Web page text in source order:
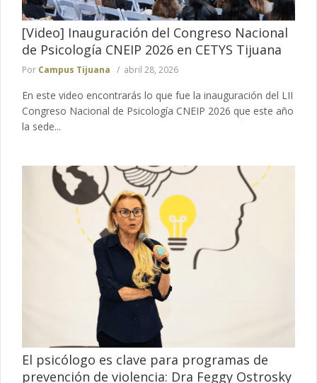
[Video] Inauguración del Congreso Nacional
de Psicología CNEIP 2026 en CETYS Tijuana
Por Campus Tijuana abril 28, 2026
En este video encontrarás lo que fue la inauguración del LII
Congreso Nacional de Psicología CNEIP 2026 que este año
la sede...
El psicólogo es clave para programas de
prevención de violencia: Dra Feggy Ostrosky